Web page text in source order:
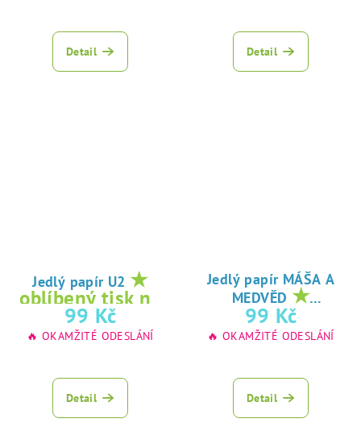
Detail Detail
Jedlý papír U2 ★
oblíbený tisk na
jedlý papír
99 Kč
🔥 OKAMŽITÉ ODESLÁNÍ
Detail
Jedlý papír MÁŠA A
MEDVĚD ★
oblíbený tisk na
jedlý papír
99 Kč
🔥 OKAMŽITÉ ODESLÁNÍ
Detail